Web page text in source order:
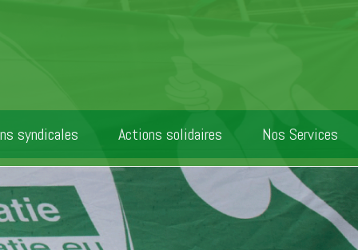
syndicales Actions solidaires Nos Services